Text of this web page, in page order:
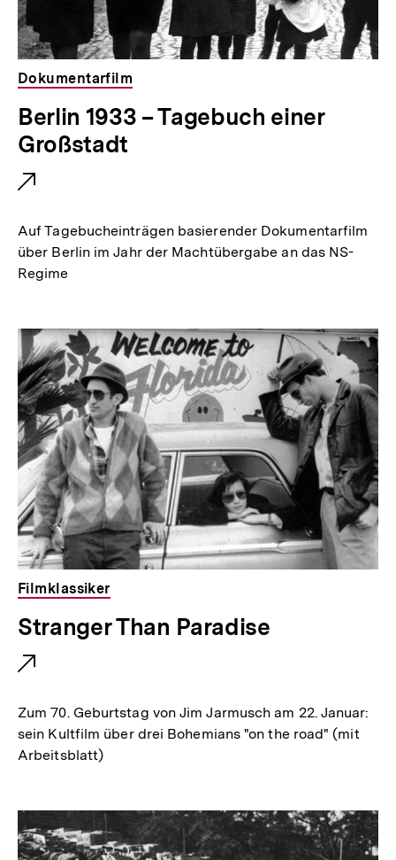
Dokumentarfilm
E
x
t
e
r
n
e
L
i
n
k
:
Berlin 1933 – Tagebuch einer
Großstadt
Auf Tagebucheinträgen basierender Dokumentarfilm
über Berlin im Jahr der Machtübergabe an das NS-
Regime
Filmklassiker
E
x
t
e
r
n
r
L
Stranger Than Paradise
Zum 70. Geburtstag von Jim Jarmusch am 22. Januar:
sein Kultfilm über drei Bohemians "on the road" (mit
Arbeitsblatt)